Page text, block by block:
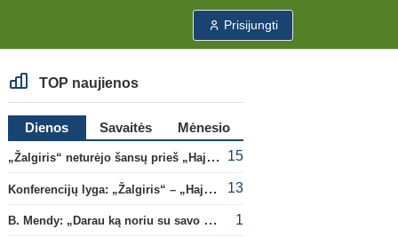
Prisijungti
TOP naujienos
Dienos Savaitės
Mėnesio
„Žalgiris“ neturėjo šansų prieš „Hajduk“
15
Konferencijų lyga: „Žalgiris“ – „Hajduk“ (rungtynės tiesiogiai) 13
B. Mendy: „Darau ką noriu su savo pasaulio čempionato titulu“ 1